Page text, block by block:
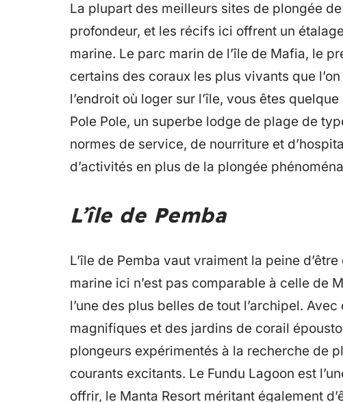
La plupart des meilleurs sites de plongée
profondeur, et les récifs ici offrent un
marine. Le parc marin de l’île de Mafia, le
certains des coraux les plus vivants que
l’endroit où loger sur l’île, vous êtes
Pole Pole, un superbe lodge de plage de
normes de service, de nourriture et
d’activités en plus de la plongée
L’île de Pemba
L’île de Pemba vaut vraiment la peine
marine ici n’est pas comparable à celle de
l’une des plus belles de tout l’archipel.
magnifiques et des jardins de corail
plongeurs expérimentés à la recherche de
courants excitants. Le Fundu Lagoon est
offrir, le Manta Resort méritant également